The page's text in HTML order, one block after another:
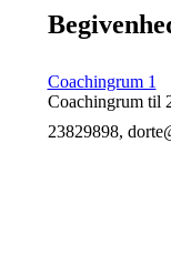
Coachingrum 1
Coachingrum til
23829898,